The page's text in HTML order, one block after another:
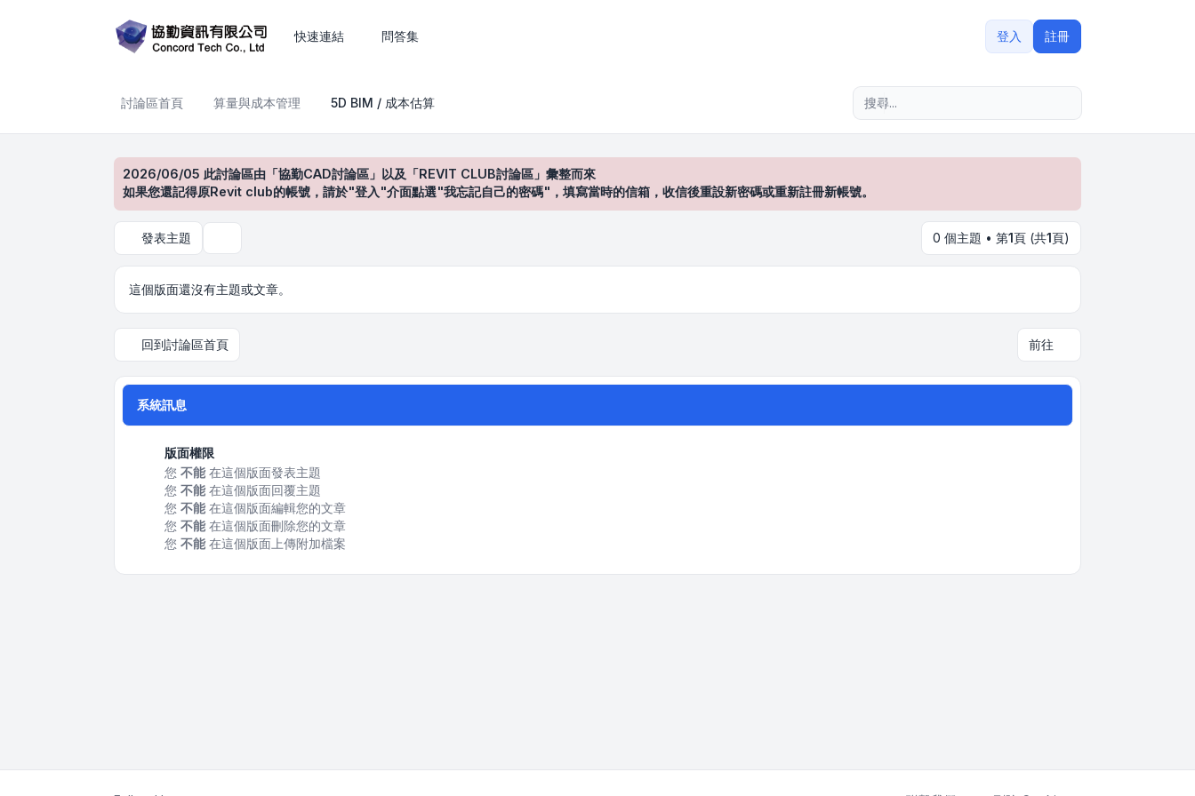
快速連結 問答集 登入 註冊
討論區首頁 算量與成本管理 5D BIM / 成本估算
2026/06/05 此討論區由「協勤CAD討論區」以及「REVIT CLUB討論區」彙整而來
如果您還記得原Revit club的帳號，請於"登入"介面點選"我忘記自己的密碼"，填寫當時的信箱，收信後重設新密碼或重新註冊新帳號。
發表主題 0 個主題 • 第1頁 (共1頁)
這個版面還沒有主題或文章。
回到討論區首頁 前往
系統訊息
版面權限
您 不能在這個版面發表主題
您 不能在這個版面回覆主題
您 不能在這個版面編輯您的文章
您 不能在這個版面刪除您的文章
您 不能在這個版面上傳附加檔案